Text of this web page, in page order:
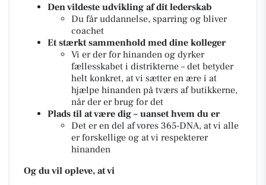
Den vildeste udvikling af dit lederskab
Du får uddannelse, sparring og bliver
coachet
Et stærkt sammenhold med dine kolleger
Vi er der for hinanden og dyrker
fællesskabet i distrikterne – det betyder
helt konkret, at vi sætter en ære i at
hjælpe hinanden på tværs af butikkerne,
når der er brug for det
Plads til at være dig – uanset hvem du er
Det er en del af vores 365-DNA, at vi alle
er forskellige og at vi respekterer
hinanden
Og du vil opleve, at vi